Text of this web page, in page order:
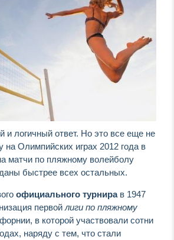
и логичный ответ. Но это все еще не
на Олимпийских играх 2012 года в
матчи по пляжному волейболу
быстрее всех остальных.
официального турнирав 1947
первой лиги по пляжному
в которой участвовали сотни
наряду с тем, что стали